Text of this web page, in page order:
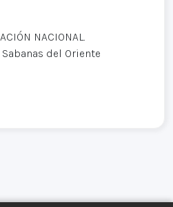
NACIONAL.
del Oriente